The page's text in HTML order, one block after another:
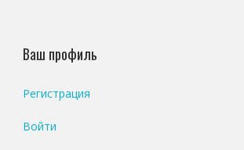
Ваш профиль
Регистрация
Войти